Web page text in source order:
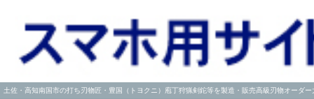
土佐・高知南国市の打ち刃物匠・豊国（トヨクニ）庖丁狩猟剣鉈等を製造・販売高級刃物オーダ